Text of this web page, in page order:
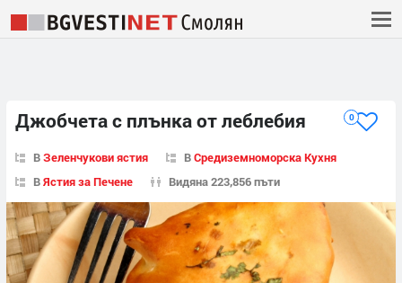
Джобчета с плънка от леблебия 0
ВЗеленчукови ястия ВСредиземноморска Кухня
ВЯстия за Печене Видяна 223,856 пъти